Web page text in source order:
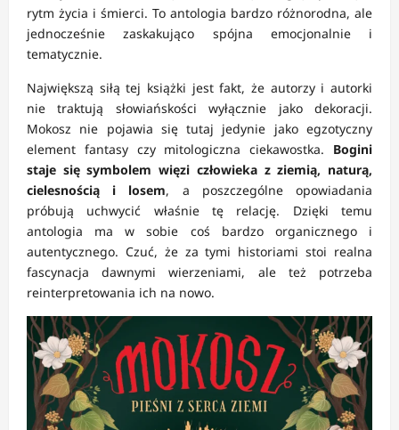
rytm życia i śmierci. To antologia bardzo różnorodna, ale
jednocześnie zaskakująco spójna emocjonalnie i
tematycznie.
Największą siłą tej książki jest fakt, że autorzy i autorki
nie traktują słowiańskości wyłącznie jako dekoracji.
Mokosz nie pojawia się tutaj jedynie jako egzotyczny
element fantasy czy mitologiczna ciekawostka. Bogini
staje się symbolem więzi człowieka z ziemią, naturą,
cielesnością i losem, a poszczególne opowiadania
próbują uchwycić właśnie tę relację. Dzięki temu
antologia ma w sobie coś bardzo organicznego i
autentycznego. Czuć, że za tymi historiami stoi realna
fascynacja dawnymi wierzeniami, ale też potrzeba
reinterpretowania ich na nowo.